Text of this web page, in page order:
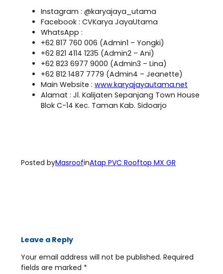
Instagram : @karyajaya_utama
Facebook : CVKarya JayaUtama
WhatsApp :
+62 817 760 006 (Admin1 – Yongki)
+62 821 4114 1235 (Admin2 – Ani)
+62 823 6977 9000 (Admin3 – Lina)
+62 812 1487 7779 (Admin4 – Jeanette)
Main Website :www.karyajayautama.net
Alamat : Jl. Kalijaten Sepanjang Town House
Blok C-14 Kec. Taman Kab. Sidoarjo
Posted byMasroofinAtap PVC Rooftop MX GR
Leave a Reply
Your email address will not be published. Required
fields are marked *